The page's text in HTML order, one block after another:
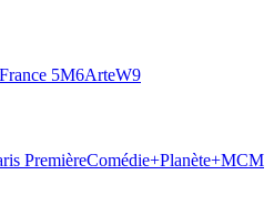
France 5M6ArteW9
PremièreComédie+Planète+MCM